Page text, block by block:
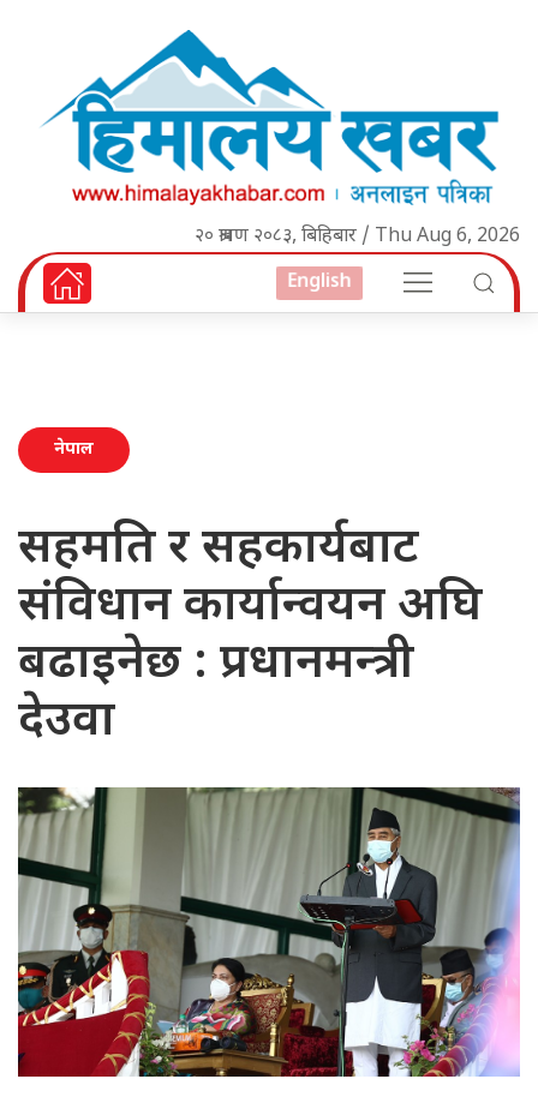
२० श्रावण २०८३, बिहिबार / Thu Aug 6, 2026
English
नेपाल
सहमति र सहकार्यबाट
संविधान कार्यान्वयन अघि
बढाइनेछ : प्रधानमन्त्री
देउवा